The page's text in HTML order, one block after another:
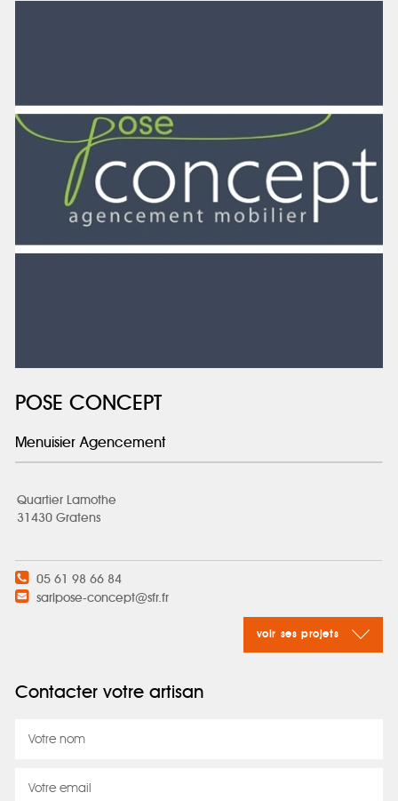
POSE CONCEPT
Menuisier Agencement
Quartier Lamothe
31430 Gratens
05 61 98 66 84
sarlpose-concept@sfr.fr
voir ses projets
Contacter votre artisan